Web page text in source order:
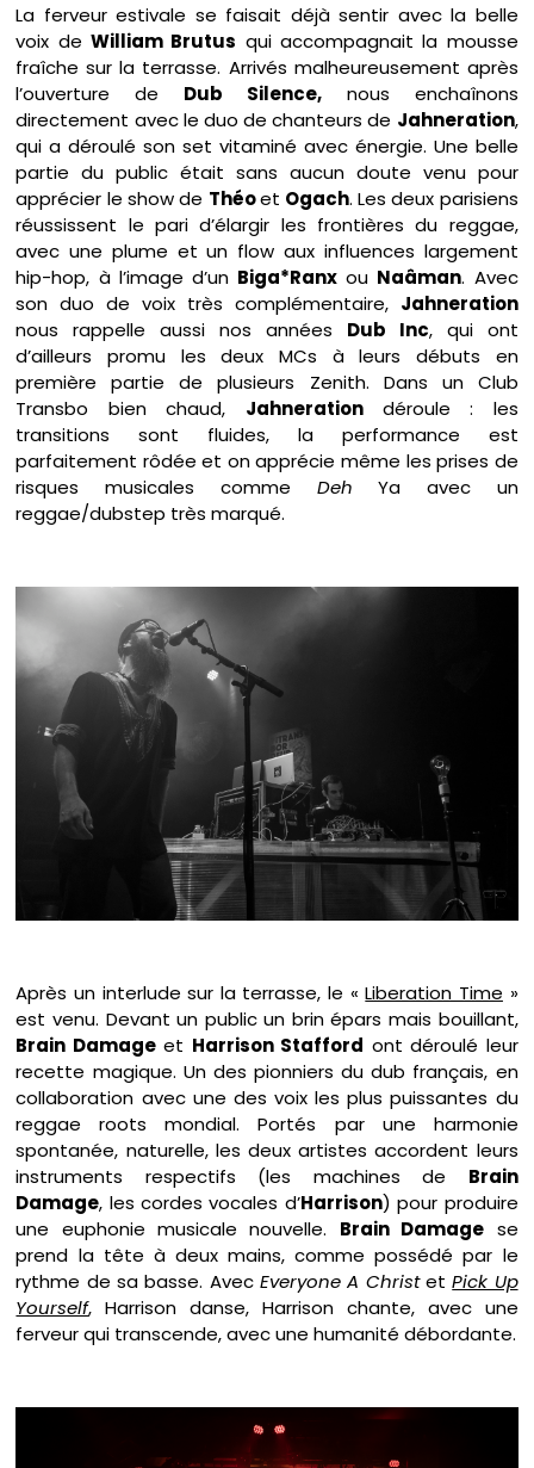
La ferveur estivale se faisait déjà sentir avec la belle
voix deWilliam Brutus qui accompagnait la mousse
fraîche sur la terrasse. Arrivés malheureusement après
l’ouverture de Dub Silence,nous enchaînons
directement avec le duo de chanteurs de Jahneration,
qui a déroulé son set vitaminé avec énergie. Une belle
partie du public était sans aucun doute venu pour
apprécier le show de Théoet Ogach. Les deux parisiens
réussissent le pari d’élargir les frontières du reggae,
avec une plume et un flow aux influences largement
hip-hop, à l’image d’un Biga*Ranx ou Naâman. Avec
son duo de voix très complémentaire, Jahneration
nous rappelle aussi nos années Dub Inc, qui ont
d’ailleurs promu les deux MCs à leurs débuts en
première partie de plusieurs Zenith. Dans un Club
Transbo bien chaud, Jahnerationdéroule : les
transitions sont fluides, la performance est
parfaitement rôdée et on apprécie même les prises de
risques musicales comme DehYa avec un
reggae/dubstep très marqué.
Après un interlude sur la terrasse, le «Liberation Time »
est venu. Devant un public un brin épars mais bouillant,
Brain Damageet Harrison Stafford ont déroulé leur
recette magique. Un des pionniers du dub français, en
collaboration avec une des voix les plus puissantes du
reggae roots mondial. Portés par une harmonie
spontanée, naturelle, les deux artistes accordent leurs
instruments respectifs (les machines de Brain
Damage, les cordes vocales d’Harrison) pour produire
une euphonie musicale nouvelle. Brain Damage se
prend la tête à deux mains, comme possédé par le
rythme de sa basse. Avec Everyone A ChristetPick Up
Yourself, Harrison danse, Harrison chante, avec une
ferveur qui transcende, avec une humanité débordante.